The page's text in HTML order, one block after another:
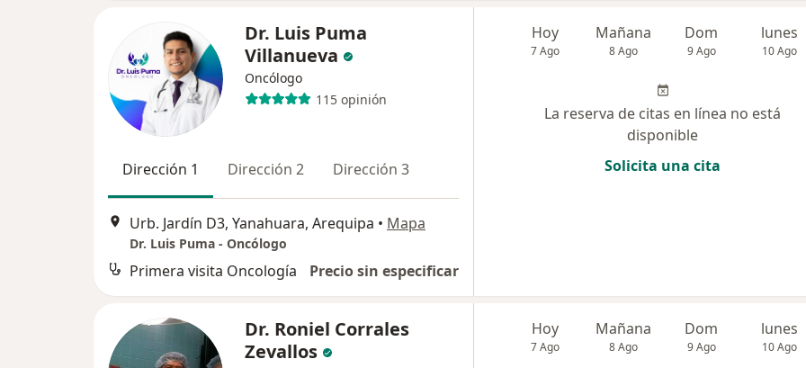
Dr. Luis Puma
Villanueva
Oncólogo
115 opinión
Dirección 1 Dirección 2 Dirección 3
Urb. Jardín D3, Yanahuara, Arequipa • Mapa
Dr. Luis Puma - Oncólogo
Primera visita Oncología Precio sin especificar
Hoy
7 Ago
Mañana
8 Ago
Dom
9 Ago
lunes
10 Ago
La reserva de citas en línea no está
disponible
Solicita una cita
Dr. Roniel Corrales
Zevallos
Hoy
7 Ago
Mañana
8 Ago
Dom
9 Ago
lunes
10 Ago